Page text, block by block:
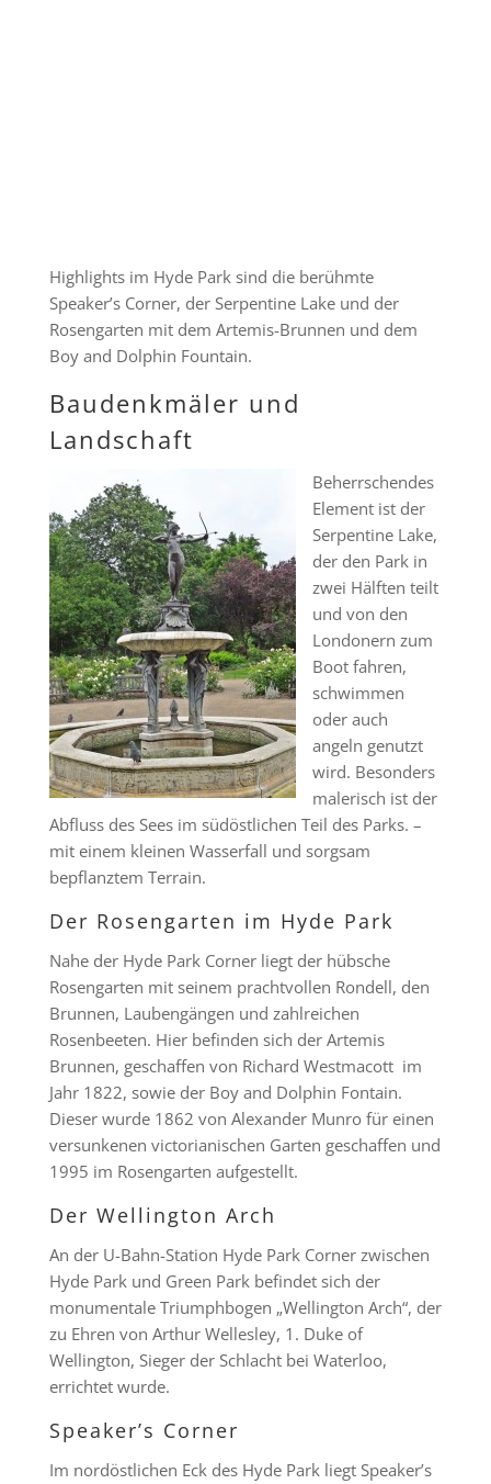
Highlights im Hyde Park sind die berühmte
Speaker’s Corner, der Serpentine Lake und der
Rosengarten mit dem Artemis-Brunnen und dem
Boy and Dolphin Fountain.
Baudenkmäler und
Landschaft
Beherrschendes
Element ist der
Serpentine Lake,
der den Park in
zwei Hälften teilt
und von den
Londonern zum
Boot fahren,
schwimmen
oder auch
angeln genutzt
wird. Besonders
malerisch ist der
Abfluss des Sees im südöstlichen Teil des Parks. –
mit einem kleinen Wasserfall und sorgsam
bepflanztem Terrain.
Der Rosengarten im Hyde Park
Nahe der Hyde Park Corner liegt der hübsche
Rosengarten mit seinem prachtvollen Rondell, den
Brunnen, Laubengängen und zahlreichen
Rosenbeeten. Hier befinden sich der Artemis
Brunnen, geschaffen von Richard Westmacott im
Jahr 1822, sowie der Boy and Dolphin Fontain.
Dieser wurde 1862 von Alexander Munro für einen
versunkenen victorianischen Garten geschaffen und
1995 im Rosengarten aufgestellt.
Der Wellington Arch
An der U-Bahn-Station Hyde Park Corner zwischen
Hyde Park und Green Park befindet sich der
monumentale Triumphbogen „Wellington Arch“, der
zu Ehren von Arthur Wellesley, 1. Duke of
Wellington, Sieger der Schlacht bei Waterloo,
errichtet wurde.
Speaker’s Corner
Im nordöstlichen Eck des Hyde Park liegt Speaker’s